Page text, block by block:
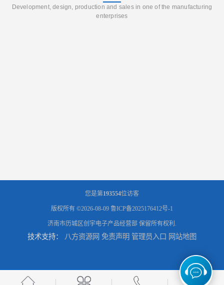
Development, design, production and sales in one of the manufacturing
enterprises
您是第193554位访客
版权所有 ©2026-08-09 鲁ICP备2025176412号-1
济南市历城区创宇电子产品经营部 保留所有权利.
技术支持： 八方资源网 免责声明 管理员入口 网站地图